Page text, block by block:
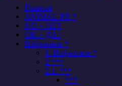
Главная
ANIMAL-PR *
NO = НЕТ
OK = ДА /
Избранное *
1. Избранное *
2 ***
2.1. ***
***